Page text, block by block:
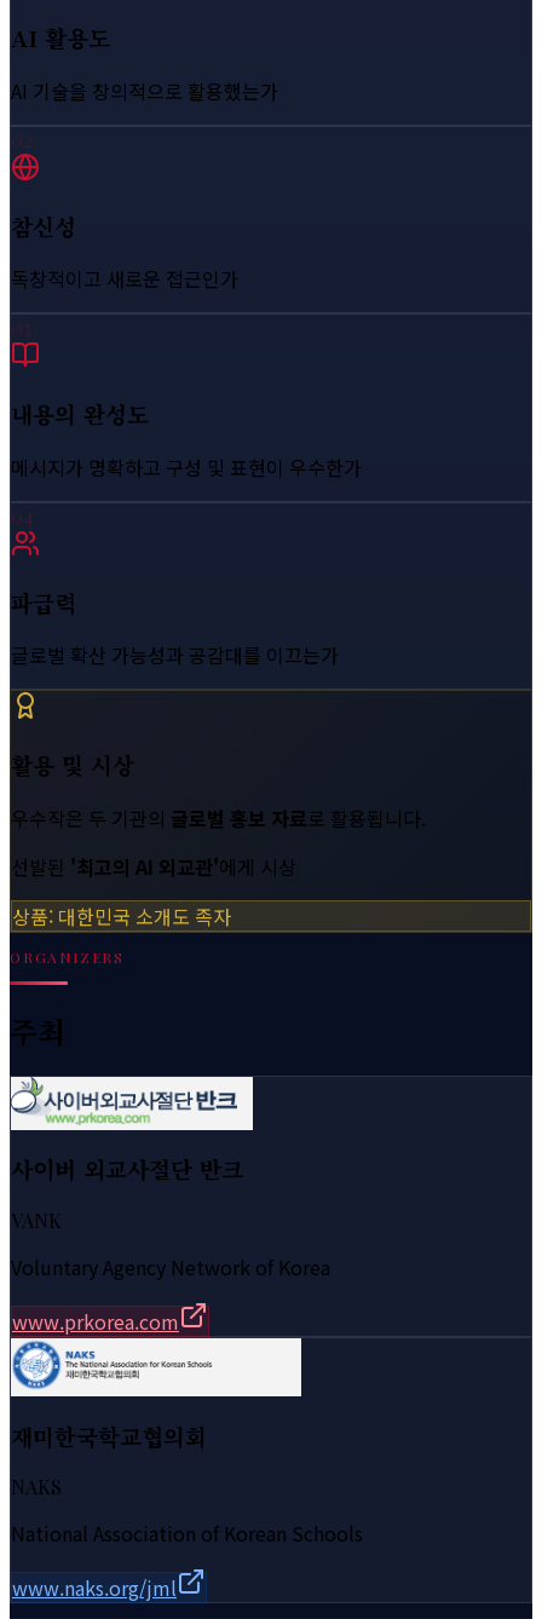
AI 활용도
AI 기술을 창의적으로 활용했는가
02
참신성
독창적이고 새로운 접근인가
03
내용의 완성도
메시지가 명확하고 구성 및 표현이 우수한가
04
파급력
글로벌 확산 가능성과 공감대를 이끄는가
활용 및 시상
우수작은 두 기관의 글로벌 홍보 자료로 활용됩니다.
선발된 '최고의 AI 외교관'에게 시상
상품: 대한민국 소개도 족자
ORGANIZERS
주최
사이버 외교사절단 반크
VANK
Voluntary Agency Network of Korea
www.prkorea.com
재미한국학교협의회
NAKS
National Association of Korean Schools
www.naks.org/jml